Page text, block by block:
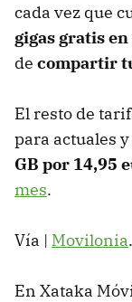
cada vez que
gigas gratis
de compartir
El resto de
para actuales
GB por 14,95
mes.
Vía | Movilonia.
En Xataka